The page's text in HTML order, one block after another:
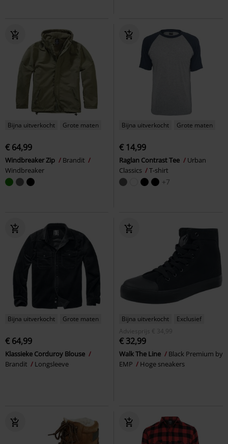
Bijna uitverkocht Grote maten
€ 64,99
Windbreaker Zip
Brandit
Windbreaker
Bijna uitverkocht Grote maten
€ 14,99
Raglan Contrast Tee
Urban
Classics
T-shirt
+7
Bijna uitverkocht Grote maten
€ 64,99
Klassieke Corduroy Blouse
Brandit
Longsleeve
Bijna uitverkocht
Exclusief
Adviesprijs
€ 34,99
€ 32,99
Walk The Line
Black Premium by
EMP
Hoge sneakers